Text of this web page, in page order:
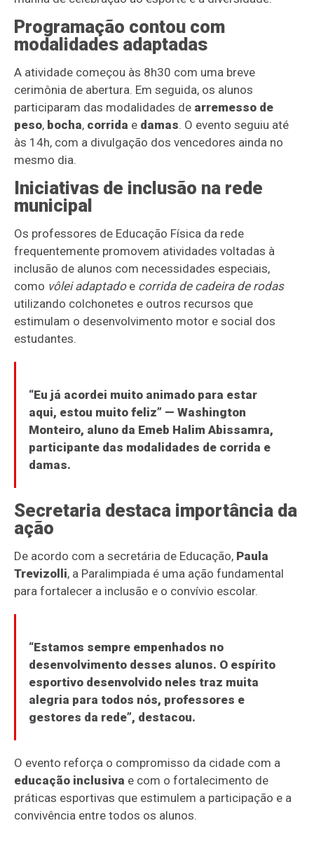
Programação contou com
modalidades adaptadas
A atividade começou às 8h30 com uma breve
cerimônia de abertura. Em seguida, os alunos
participaram das modalidades de arremesso de
peso, bocha, corrida e damas. O evento seguiu até
às 14h, com a divulgação dos vencedores ainda no
mesmo dia.
Iniciativas de inclusão na rede
municipal
Os professores de Educação Física da rede
frequentemente promovem atividades voltadas à
inclusão de alunos com necessidades especiais,
como vôlei adaptadoe corrida de cadeira de rodas
utilizando colchonetes e outros recursos que
estimulam o desenvolvimento motor e social dos
estudantes.
“Eu já acordei muito animado para estar
aqui, estou muito feliz” — Washington
Monteiro, aluno da Emeb Halim Abissamra,
participante das modalidades de corrida e
damas.
Secretaria destaca importância da
ação
De acordo com a secretária de Educação, Paula
Trevizolli, a Paralimpiada é uma ação fundamental
para fortalecer a inclusão e o convívio escolar.
“Estamos sempre empenhados no
desenvolvimento desses alunos. O espírito
esportivo desenvolvido neles traz muita
alegria para todos nós, professores e
gestores da rede”, destacou.
O evento reforça o compromisso da cidade com a
educação inclusiva e com o fortalecimento de
práticas esportivas que estimulem a participação e a
convivência entre todos os alunos.